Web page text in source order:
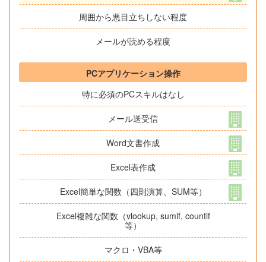
周囲から悪目立ちしない程度
メールが読める程度
PCアプリケーション操作
特に必須のPCスキルはなし
メール送受信
Word文書作成
Excel表作成
Excel簡単な関数（四則演算、SUM等）
Excel複雑な関数（vlookup, sumif, countif
等）
マクロ・VBA等